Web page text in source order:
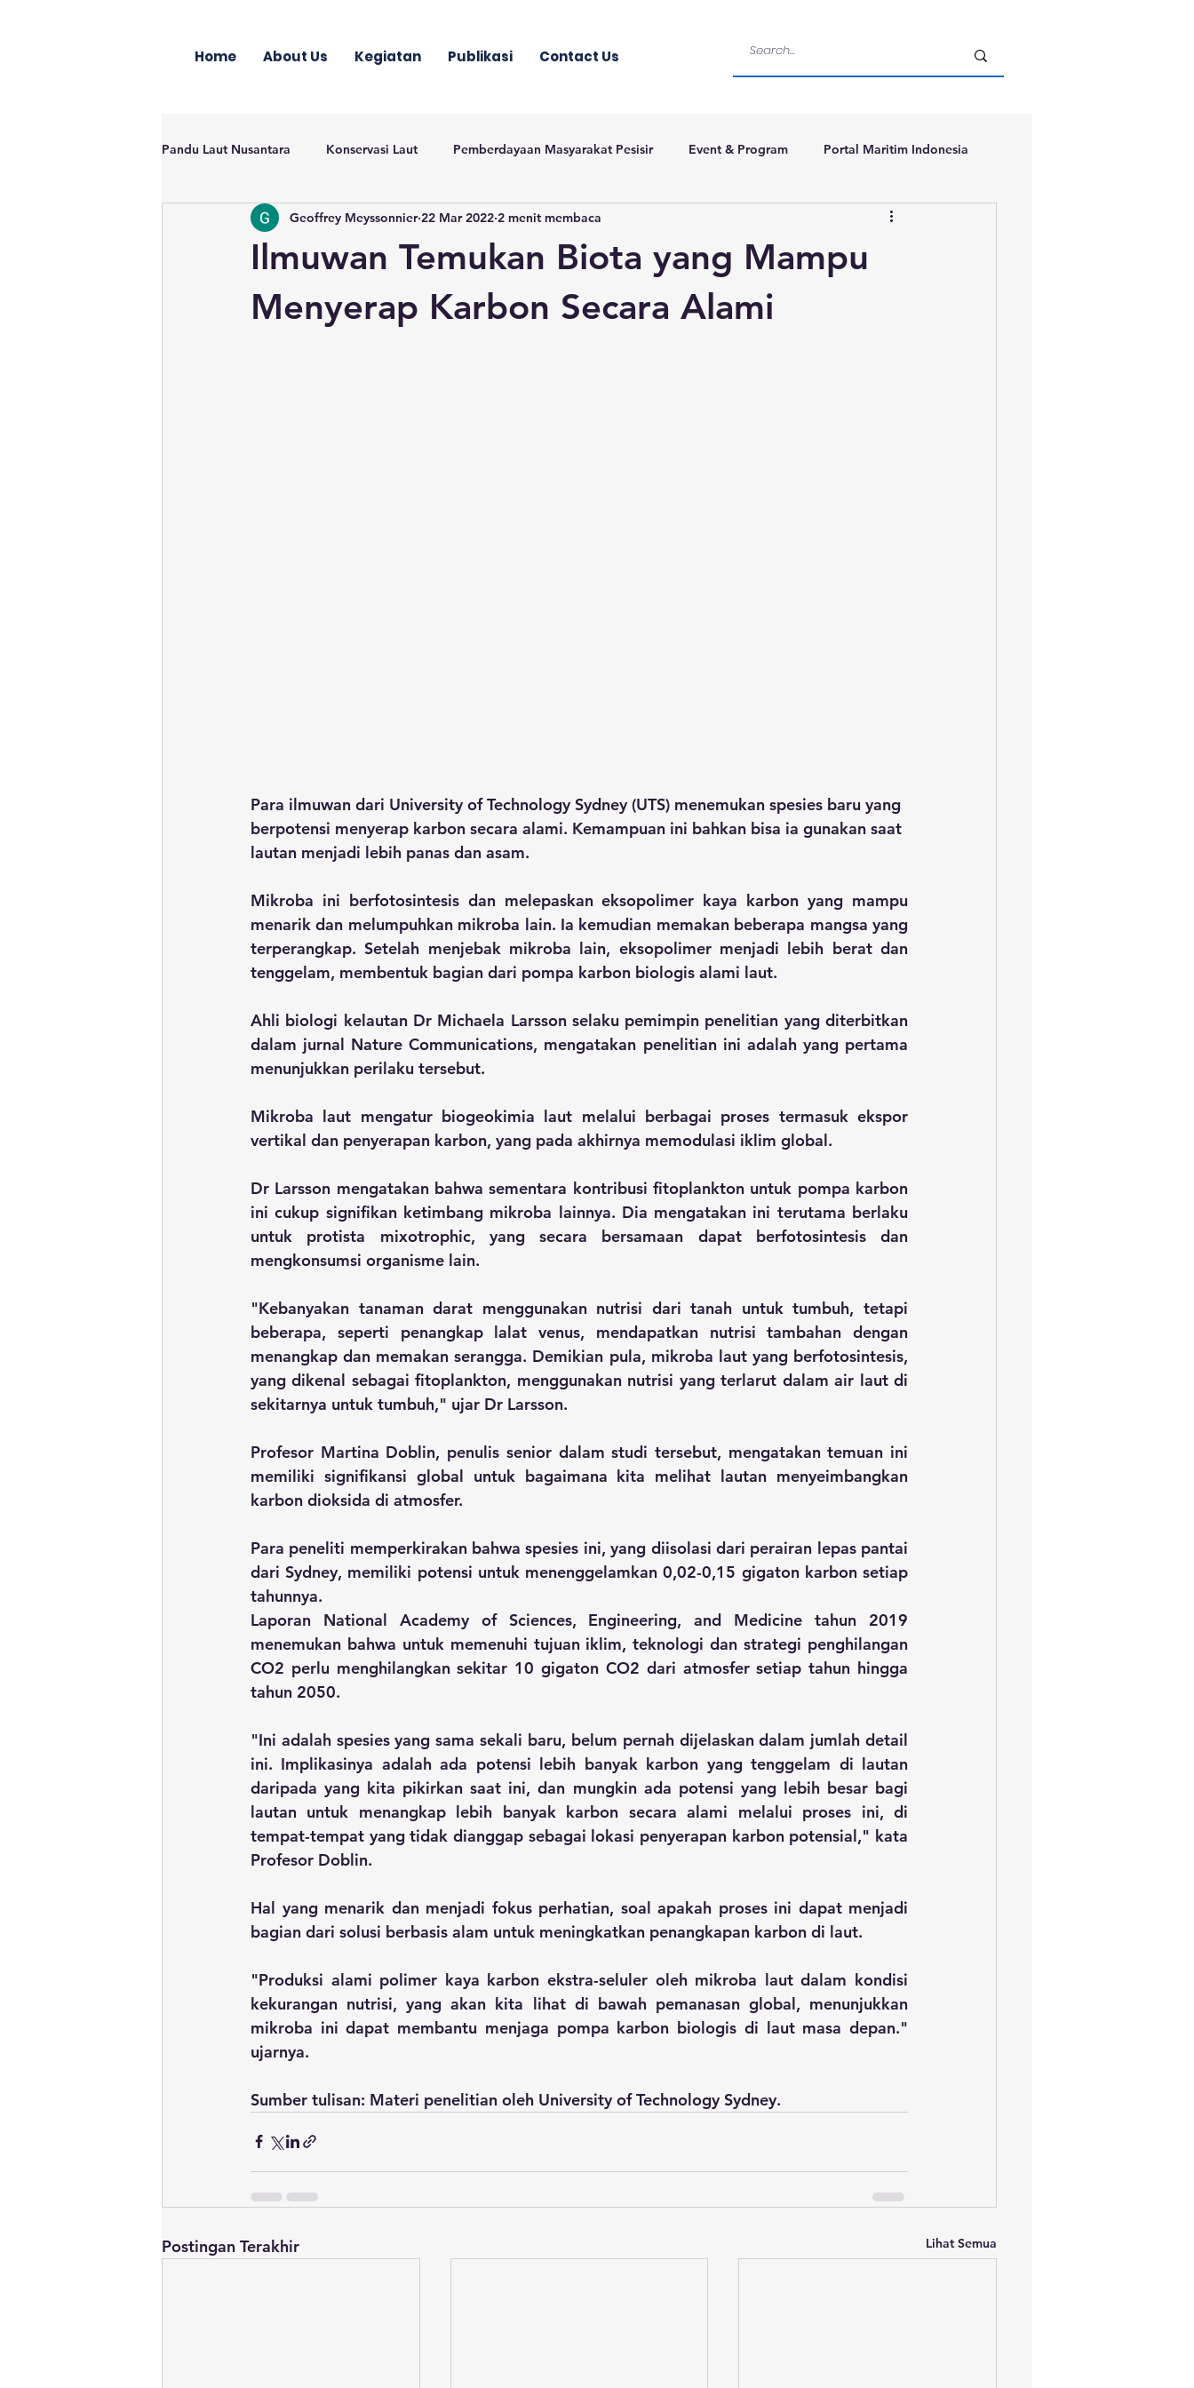
Home About Us Kegiatan Publikasi Contact Us
Pandu Laut Nusantara Konservasi Laut Pemberdayaan Masyarakat Pesisir Event & Program Portal Maritim Indonesia
Ilmuwan Temukan Biota yang Mampu
Menyerap Karbon Secara Alami
Geoffrey Meyssonnier 22 Mar 2022 2 menit membaca
Para ilmuwan dari University of Technology Sydney (UTS) menemukan spesies baru yang
berpotensi menyerap karbon secara alami. Kemampuan ini bahkan bisa ia gunakan saat
lautan menjadi lebih panas dan asam.
Mikroba ini berfotosintesis dan melepaskan eksopolimer kaya karbon yang mampu
menarik dan melumpuhkan mikroba lain. Ia kemudian memakan beberapa mangsa yang
terperangkap. Setelah menjebak mikroba lain, eksopolimer menjadi lebih berat dan
tenggelam, membentuk bagian dari pompa karbon biologis alami laut.
Ahli biologi kelautan Dr Michaela Larsson selaku pemimpin penelitian yang diterbitkan
dalam jurnal Nature Communications, mengatakan penelitian ini adalah yang pertama
menunjukkan perilaku tersebut.
Mikroba laut mengatur biogeokimia laut melalui berbagai proses termasuk ekspor
vertikal dan penyerapan karbon, yang pada akhirnya memodulasi iklim global.
Dr Larsson mengatakan bahwa sementara kontribusi fitoplankton untuk pompa karbon
ini cukup signifikan ketimbang mikroba lainnya. Dia mengatakan ini terutama berlaku
untuk protista mixotrophic, yang secara bersamaan dapat berfotosintesis dan
mengkonsumsi organisme lain.
"Kebanyakan tanaman darat menggunakan nutrisi dari tanah untuk tumbuh, tetapi
beberapa, seperti penangkap lalat venus, mendapatkan nutrisi tambahan dengan
menangkap dan memakan serangga. Demikian pula, mikroba laut yang berfotosintesis,
yang dikenal sebagai fitoplankton, menggunakan nutrisi yang terlarut dalam air laut di
sekitarnya untuk tumbuh," ujar Dr Larsson.
Profesor Martina Doblin, penulis senior dalam studi tersebut, mengatakan temuan ini
memiliki signifikansi global untuk bagaimana kita melihat lautan menyeimbangkan
karbon dioksida di atmosfer.
Para peneliti memperkirakan bahwa spesies ini, yang diisolasi dari perairan lepas pantai
dari Sydney, memiliki potensi untuk menenggelamkan 0,02-0,15 gigaton karbon setiap
tahunnya.
Laporan National Academy of Sciences, Engineering, and Medicine tahun 2019
menemukan bahwa untuk memenuhi tujuan iklim, teknologi dan strategi penghilangan
CO2 perlu menghilangkan sekitar 10 gigaton CO2 dari atmosfer setiap tahun hingga
tahun 2050.
"Ini adalah spesies yang sama sekali baru, belum pernah dijelaskan dalam jumlah detail
ini. Implikasinya adalah ada potensi lebih banyak karbon yang tenggelam di lautan
daripada yang kita pikirkan saat ini, dan mungkin ada potensi yang lebih besar bagi
lautan untuk menangkap lebih banyak karbon secara alami melalui proses ini, di
tempat-tempat yang tidak dianggap sebagai lokasi penyerapan karbon potensial," kata
Profesor Doblin.
Hal yang menarik dan menjadi fokus perhatian, soal apakah proses ini dapat menjadi
bagian dari solusi berbasis alam untuk meningkatkan penangkapan karbon di laut.
"Produksi alami polimer kaya karbon ekstra-seluler oleh mikroba laut dalam kondisi
kekurangan nutrisi, yang akan kita lihat di bawah pemanasan global, menunjukkan
mikroba ini dapat membantu menjaga pompa karbon biologis di laut masa depan."
ujarnya.
Sumber tulisan: Materi penelitian oleh University of Technology Sydney.
Postingan Terakhir Lihat Semua